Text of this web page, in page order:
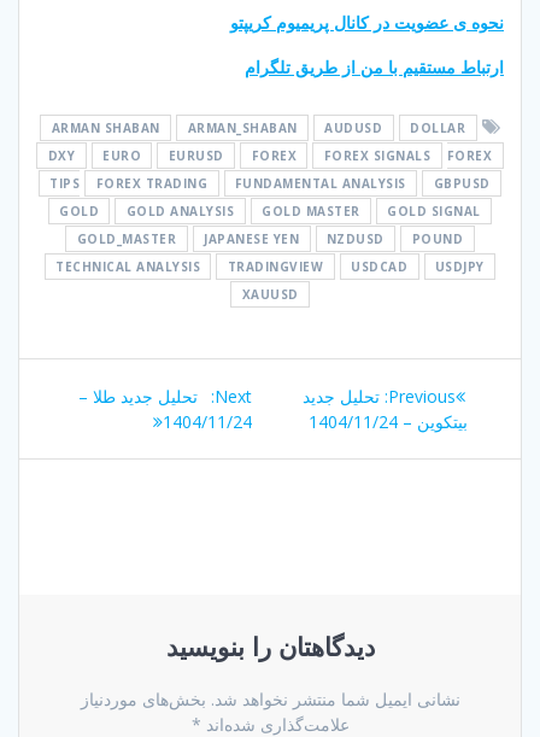
نحوه ی عضویت در کانال پریمیوم کریپتو
ارتباط مستقیم با من از طریق تلگرام
ARMAN SHABAN ARMAN_SHABAN AUDUSD
DOLLAR
DXY
EURO EURUSD FOREX FOREX SIGNALS
FOREX
TIPS
FOREX TRADING FUNDAMENTAL ANALYSIS
GBPUSD
GOLD
GOLD ANALYSIS GOLD MASTER
GOLD SIGNAL
GOLD_MASTER
JAPANESE YEN NZDUSD
POUND
TECHNICAL ANALYSIS
TRADINGVIEW USDCAD
USDJPY
XAUUSD
راهبری
نوشته
Previous:
Previous
post:
تحلیل جدید
بیتکوین – 1404/11/24
Next:
Next
post:
تحلیل جدید طلا –
1404/11/24
دیدگاهتان را بنویسید
نشانی ایمیل شما منتشر نخواهد شد. بخش‌های موردنیاز
علامت‌گذاری شده‌اند *